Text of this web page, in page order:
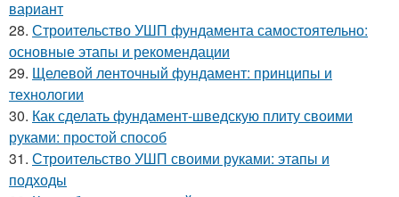
вариант
28. Строительство УШП фундамента самостоятельно:
основные этапы и рекомендации
29. Щелевой ленточный фундамент: принципы и
технологии
30. Как сделать фундамент-шведскую плиту своими
руками: простой способ
31. Строительство УШП своими руками: этапы и
подходы